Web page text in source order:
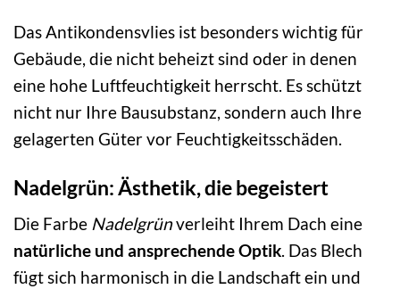
Das Antikondensvlies ist besonders wichtig für
Gebäude, die nicht beheizt sind oder in denen
eine hohe Luftfeuchtigkeit herrscht. Es schützt
nicht nur Ihre Bausubstanz, sondern auch Ihre
gelagerten Güter vor Feuchtigkeitsschäden.
Nadelgrün: Ästhetik, die begeistert
Die Farbe Nadelgrünverleiht Ihrem Dach eine
natürliche und ansprechende Optik. Das Blech
fügt sich harmonisch in die Landschaft ein und